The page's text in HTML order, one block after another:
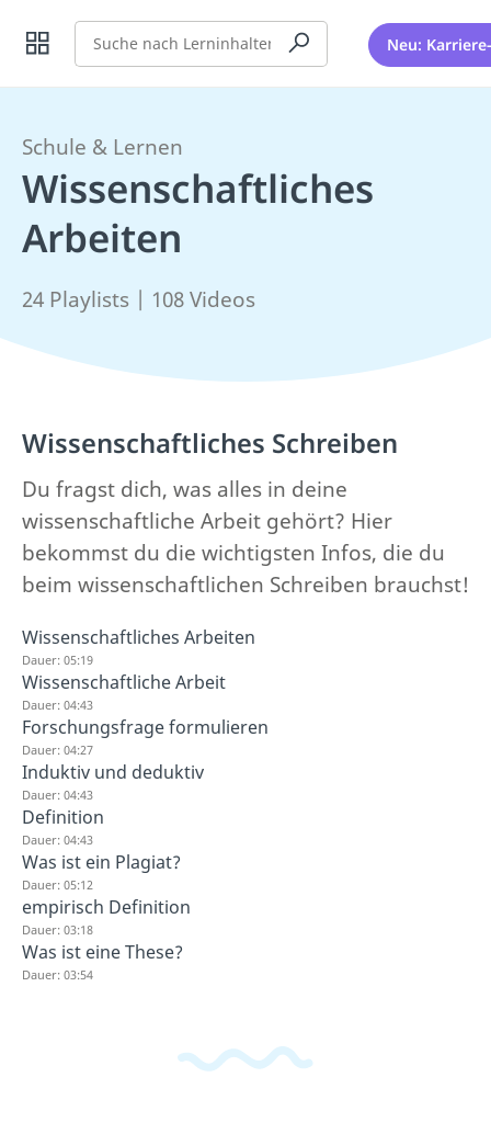
Suche Neu:
Schule & Lernen
Wissenschaftliches
Arbeiten
24 Playlists | 108 Videos
Wissenschaftliches Schreiben
Du fragst dich, was alles in deine
wissenschaftliche Arbeit gehört? Hier
bekommst du die wichtigsten Infos, die du
beim wissenschaftlichen Schreiben brauchst!
Wissenschaftliches Arbeiten
Dauer: 05:19
Wissenschaftliche Arbeit
Dauer: 04:43
Forschungsfrage formulieren
Dauer: 04:27
Induktiv und deduktiv
Dauer: 04:43
Definition
Dauer: 04:43
Was ist ein Plagiat?
Dauer: 05:12
empirisch Definition
Dauer: 03:18
Was ist eine These?
Dauer: 03:54